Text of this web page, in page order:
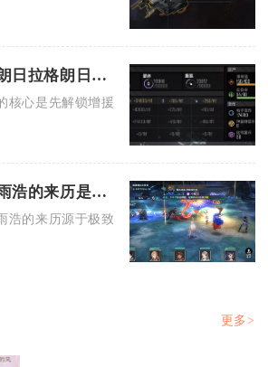
无尽的拉格朗日拉格朗日无尽之地如何有效地请求增援支持
核心是先解锁增援指挥中心、用5倍曲率速
斗罗大陆中雨浩的来历是怎么样的
浩的来历源于极致的天赋与坎坷的身世，他
更多>